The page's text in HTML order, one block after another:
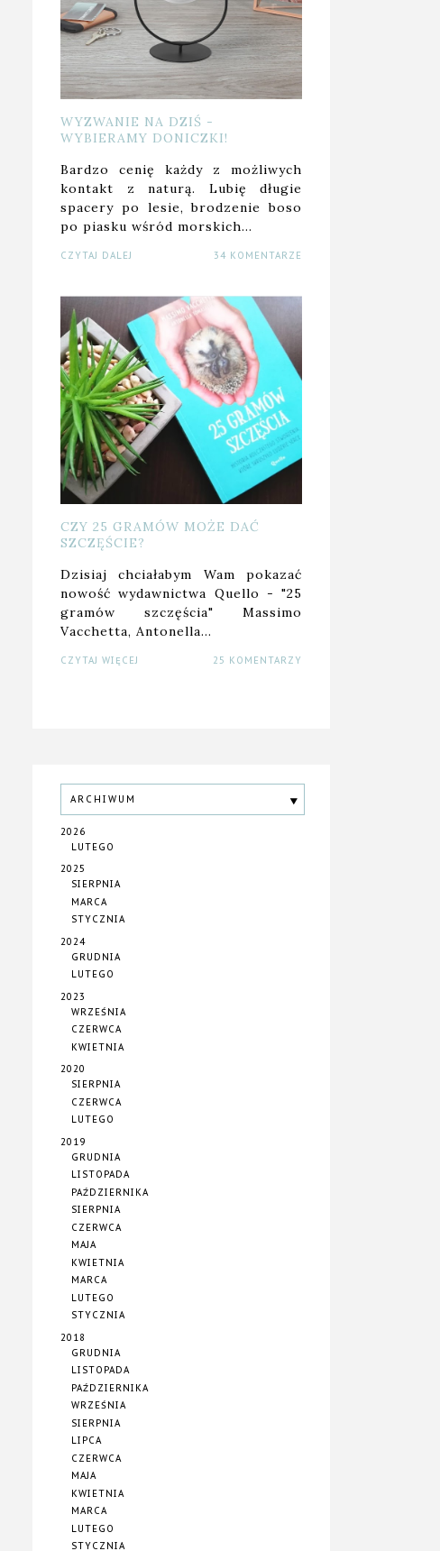
WYZWANIE NA DZIŚ -
WYBIERAMY DONICZKI!
Bardzo cenię każdy z możliwych
kontakt z naturą. Lubię długie
spacery po lesie, brodzenie boso
po piasku wśród morskich…
CZYTAJ DALEJ 34 KOMENTARZE
CZY 25 GRAMÓW MOŻE DAĆ
SZCZĘŚCIE?
Dzisiaj chciałabym Wam pokazać
nowość wydawnictwa Quello - "25
gramów szczęścia" Massimo
Vacchetta, Antonella…
CZYTAJ WIĘCEJ 25 KOMENTARZY
ARCHIWUM
2026
LUTEGO
2025
SIERPNIA
MARCA
STYCZNIA
2024
GRUDNIA
LUTEGO
2023
WRZEŚNIA
CZERWCA
KWIETNIA
2020
SIERPNIA
CZERWCA
LUTEGO
2019
GRUDNIA
LISTOPADA
PAŹDZIERNIKA
SIERPNIA
CZERWCA
MAJA
KWIETNIA
MARCA
LUTEGO
STYCZNIA
2018
GRUDNIA
LISTOPADA
PAŹDZIERNIKA
WRZEŚNIA
SIERPNIA
LIPCA
CZERWCA
MAJA
KWIETNIA
MARCA
LUTEGO
STYCZNIA